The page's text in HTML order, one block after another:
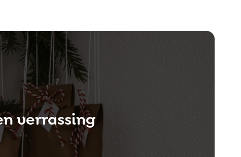
verrassing